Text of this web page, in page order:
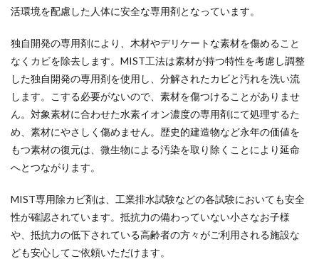
活環境を配慮した人体に安全な専用剤となっています。
独自開発の専用剤により、木材やデリケートな素材を傷めること
なくカビを除去します。MIST工法は素材が持つ特性を考慮し調整
した独自開発の専用剤を使用し、分解されたカビと汚れを洗い流
します。こする必要がないので、素材を傷つけることがありませ
ん。対象素材に合わせた水素イオン濃度の専用剤にて処理するた
め、素材にやさしく傷めません。歴史的建造物など永年の価値を
もつ素材の復元は、微生物による汚染を取り除くことにより延命
へとつながります。
MIST専用除カビ剤は、工業排水試験などの各試験においても安全
性が確認されています。抵抗力の備わっていない小さなお子様
や、抵抗力の低下されている高齢者の方々がご利用される施設な
ども安心してご依頼いただけます。